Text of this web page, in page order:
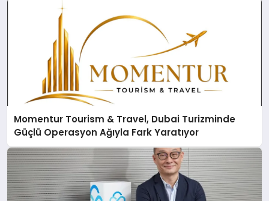
Momentur Tourism & Travel, Dubai Turizminde
Güçlü Operasyon Ağıyla Fark Yaratıyor